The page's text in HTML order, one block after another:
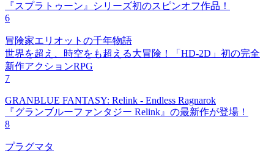
『スプラトゥーン』シリーズ初のスピンオフ作品！
6
冒険家エリオットの千年物語
世界を超え、時空をも超える大冒険！「HD-2D」初の完全
新作アクションRPG
7
GRANBLUE FANTASY: Relink - Endless Ragnarok
『グランブルーファンタジー Relink』の最新作が登場！
8
プラグマタ